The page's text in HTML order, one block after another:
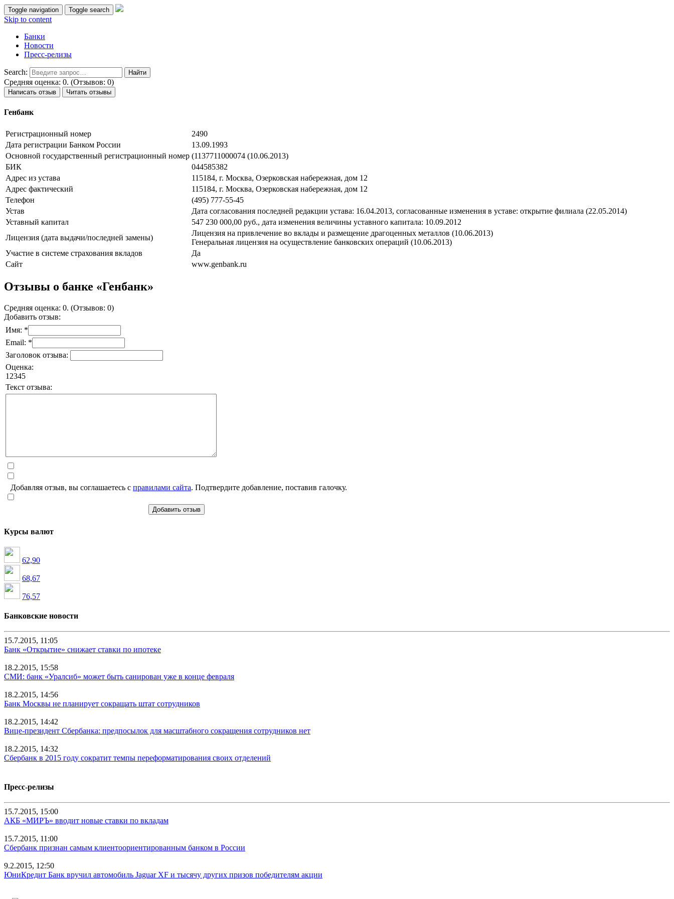
Toggle navigation Toggle search
Skip to content
Банки
Новости
Пресс-релизы
Search:
Средняя оценка: 0. (Отзывов: 0)
Написать отзыв Читать отзывы
Генбанк
Регистрационный номер
2490
Дата регистрации Банком России
13.09.1993
Основной государственный регистрационный номер (1137711000074 (10.06.2013)
БИК
044585382
Адрес из устава
115184, г. Москва, Озерковская набережная, дом 12
Адрес фактический
115184, г. Москва, Озерковская набережная, дом 12
Телефон
(495) 777-55-45
Устав
Дата согласования последней редакции устава: 16.04.2013, cогласованные изменения в уставe: открытие филиала (22.05.2014)
Уставный капитал
547 230 000,00 руб., дата изменения величины уставного капитала: 10.09.2012
Лицензия (дата выдачи/последней замены)
Лицензия на привлечение во вклады и размещение драгоценных металлов (10.06.2013)
Генеральная лицензия на осуществление банковских операций (10.06.2013)
Участие в системе страхования вкладов
Да
Сайт
www.genbank.ru
Отзывы о банке «Генбанк»
Средняя оценка: 0. (Отзывов: 0)
Добавить отзыв:
Имя: *
Email: *
Заголовок отзыва:
Оценка:
1 2345
Текст отзыва:
Добавляя отзыв, вы соглашаетесь с правилами сайта. Подтвердите добавление, поставив галочку.
Добавить отзыв
Курсы валют
62,90
68,67
76,57
Банковские новости
15.7.2015, 11:05
Банк «Открытие» снижает ставки по ипотеке
18.2.2015, 15:58
СМИ: банк «Уралсиб» может быть санирован уже в конце февраля
18.2.2015, 14:56
Банк Москвы не планирует сокращать штат сотрудников
18.2.2015, 14:42
Вице-президент Сбербанка: предпосылок для масштабного сокращения сотрудников нет
18.2.2015, 14:32
Сбербанк в 2015 году сократит темпы переформатирования своих отделений
Пресс-релизы
15.7.2015, 15:00
АКБ «МИРЪ» вводит новые ставки по вкладам
15.7.2015, 11:00
Сбербанк признан самым клиентоориентированным банком в России
9.2.2015, 12:50
ЮниКредит Банк вручил автомобиль Jaguar XF и тысячу других призов победителям акции